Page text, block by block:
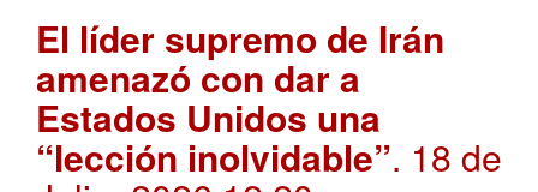
El líder supremo de Irán
amenazó con dar a
Estados Unidos una
“lección inolvidable”. 18 de